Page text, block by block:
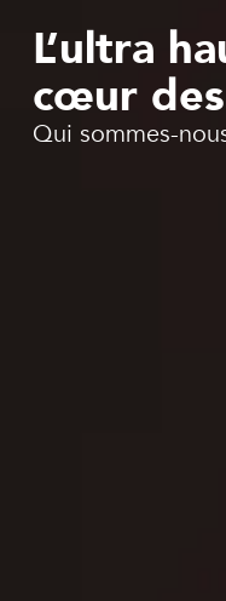
L’ultra
cœur
Qui sommes-